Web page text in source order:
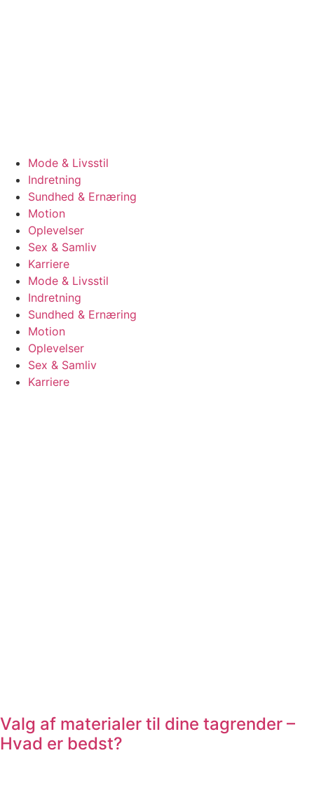
Mode & Livsstil
Indretning
Sundhed & Ernæring
Motion
Oplevelser
Sex & Samliv
Karriere
Mode & Livsstil
Indretning
Sundhed & Ernæring
Motion
Oplevelser
Sex & Samliv
Karriere
Valg af materialer til dine tagrender –
Hvad er bedst?